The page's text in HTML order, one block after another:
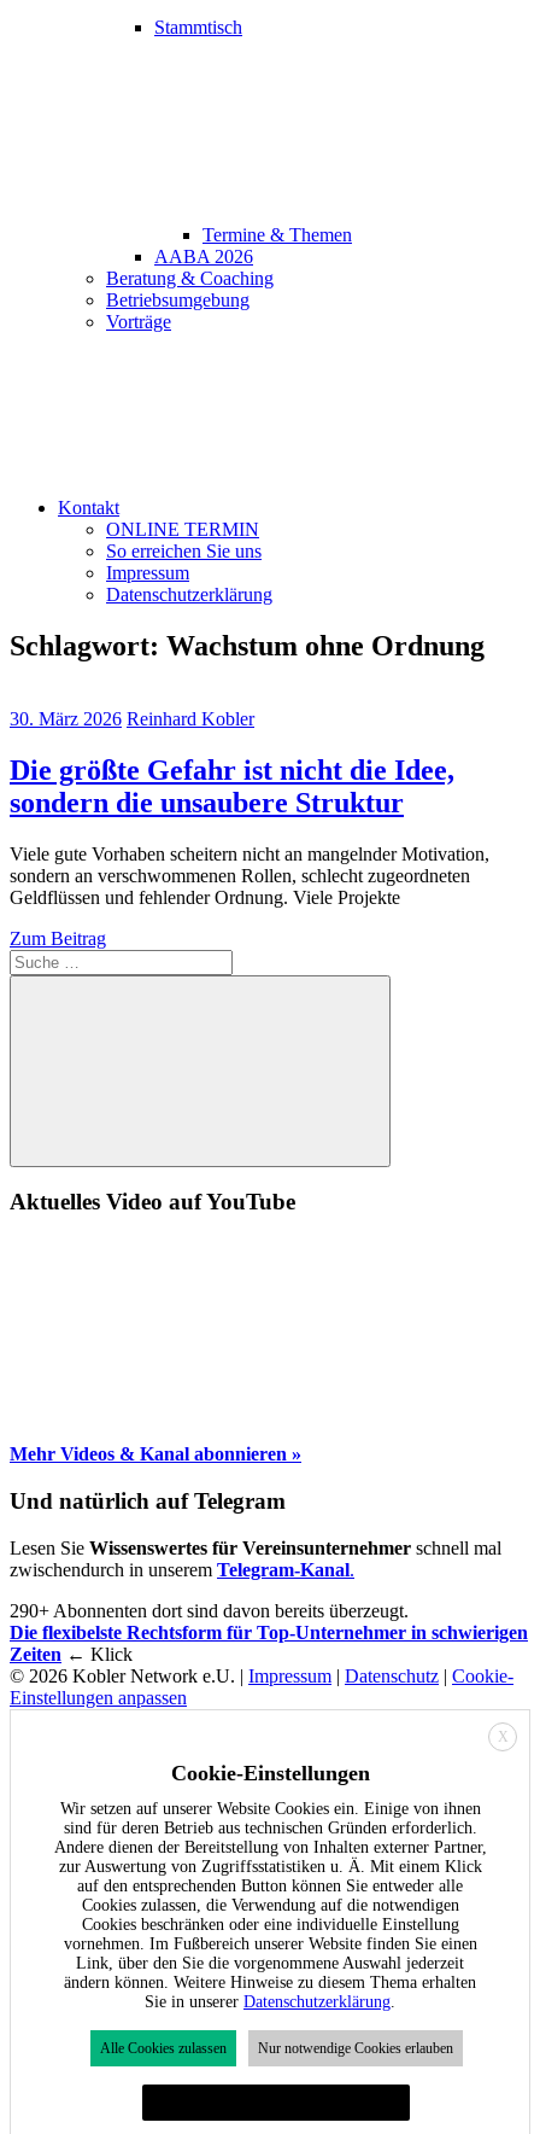
Stammtisch
Termine & Themen
AABA 2026
Beratung & Coaching
Betriebsumgebung
Vorträge
Kontakt
ONLINE TERMIN
So erreichen Sie uns
Impressum
Datenschutzerklärung
Schlagwort: Wachstum ohne Ordnung
30. März 2026 Reinhard Kobler
Die größte Gefahr ist nicht die Idee,
sondern die unsaubere Struktur
Viele gute Vorhaben scheitern nicht an mangelnder Motivation,
sondern an verschwommenen Rollen, schlecht zugeordneten
Geldflüssen und fehlender Ordnung. Viele Projekte
Zum Beitrag
Suche
Aktuelles Video auf YouTube
Mehr Videos & Kanal abonnieren »
Und natürlich auf Telegram
Lesen Sie Wissenswertes für Vereinsunternehmer schnell mal
zwischendurch in unserem Telegram-Kanal.
290+ Abonnenten dort sind davon bereits überzeugt.
Die flexibelste Rechtsform für Top-Unternehmer in schwierigen
Zeiten ← Klick
© 2026 Kobler Network e.U. | Impressum | Datenschutz | Cookie-
Einstellungen anpassen
X
Cookie-Einstellungen
Wir setzen auf unserer Website Cookies ein. Einige von ihnen
sind für deren Betrieb aus technischen Gründen erforderlich.
Andere dienen der Bereitstellung von Inhalten externer Partner,
zur Auswertung von Zugriffsstatistiken u. Ä. Mit einem Klick
auf den entsprechenden Button können Sie entweder alle
Cookies zulassen, die Verwendung auf die notwendigen
Cookies beschränken oder eine individuelle Einstellung
vornehmen. Im Fußbereich unserer Website finden Sie einen
Link, über den Sie die vorgenommene Auswahl jederzeit
ändern können. Weitere Hinweise zu diesem Thema erhalten
Sie in unserer Datenschutzerklärung
Alle Cookies zulassen Nur notwendige Cookies erlauben